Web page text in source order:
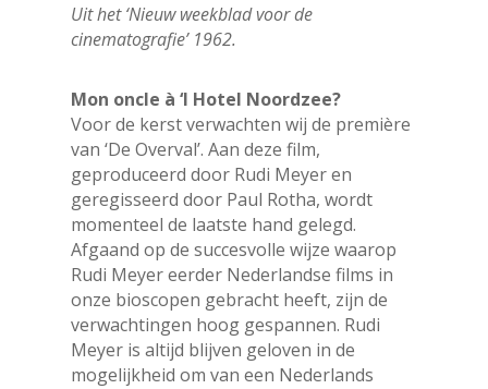
Uit het ‘Nieuw weekblad voor de
cinematografie’ 1962.
Mon oncle à ‘l Hotel Noordzee?
Voor de kerst verwachten wij de première
van ‘De Overval’. Aan deze film,
geproduceerd door Rudi Meyer en
geregisseerd door Paul Rotha, wordt
momenteel de laatste hand gelegd.
Afgaand op de succesvolle wijze waarop
Rudi Meyer eerder Nederlandse films in
onze bioscopen gebracht heeft, zijn de
verwachtingen hoog gespannen. Rudi
Meyer is altijd blijven geloven in de
mogelijkheid om van een Nederlands